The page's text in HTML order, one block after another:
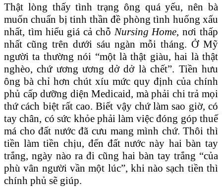
Thật lòng thấy tình trạng ông quá yếu, nên bà
muốn chuẩn bị tinh thần đề phòng tình huống xấu
nhất, tìm hiểu giá cả chỗ Nursing Home, nơi thấp
nhất cũng trên dưới sáu ngàn mỗi tháng. Ở Mỹ
người ta thường nói “một là thật giàu, hai là thật
nghèo, chứ ương ương dở dở là chết”. Tiền hưu
ông bà chỉ hơn chút xíu mức quy định của chính
phủ cấp dưỡng diện Medicaid, mà phải chi trả mọi
thứ cách biệt rất cao. Biết vậy chứ làm sao giờ, có
tay chân, có sức khỏe phải làm việc đóng góp thuế
má cho đất nước đã cưu mang mình chứ. Thôi thì
tiền làm tiền chịu, đến đất nước này hai bàn tay
trắng, ngày nào ra đi cũng hai bàn tay trắng “của
phù vân người vần một lúc”, khi nào sạch tiền thì
chính phủ sẽ giúp.